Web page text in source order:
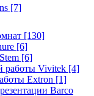
[7]
[130]
[6]
[6]
работы Vivitek [4]
Extron [1]
Barco